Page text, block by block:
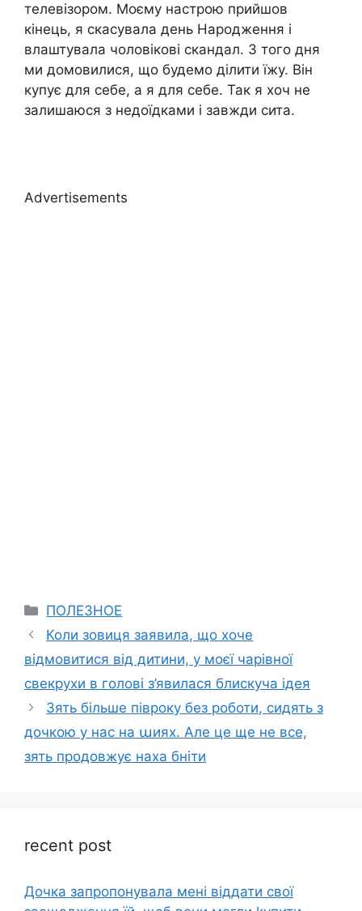
телевізором. Моєму настрою прийшов
кінець, я скасувала день Народження і
влаштувала чоловікові скандал. З того дня
ми домовилися, що будемо ділити їжу. Він
купує для себе, а я для себе. Так я хоч не
залишаюся з недоїдками і завжди сита.
Advertisements
Categories
ПОЛЕЗНОЕ
Коли зовиця заявила, що хоче
відмовитися від дитини, у моєї чарівної
свекрухи в голові з’явилася блискуча ідея
Зять більше півроку без роботи, сидять з
дочкою у нас на աиях. Але це ще не все,
зять продовжує наха бніти
recent post
Дочка запpопонувала мені віддати свої